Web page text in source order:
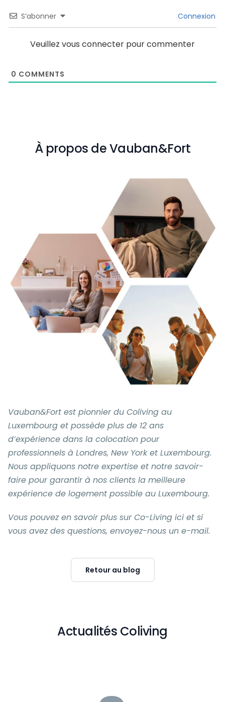
S’abonner Connexion
Veuillez vous connecter pour commenter
0 COMMENTS
À propos de Vauban&Fort
Vauban&Fort est pionnier du Coliving au
Luxembourg et possède plus de 12 ans
d’expérience dans la colocation pour
professionnels à Londres, New York et Luxembourg.
Nous appliquons notre expertise et notre savoir-
faire pour garantir à nos clients la meilleure
expérience de logement possible au Luxembourg.
Vous pouvez en savoir plus sur Co-Living ici et si
vous avez des questions, envoyez-nous un e-mail.
Retour au blog
Actualités Coliving